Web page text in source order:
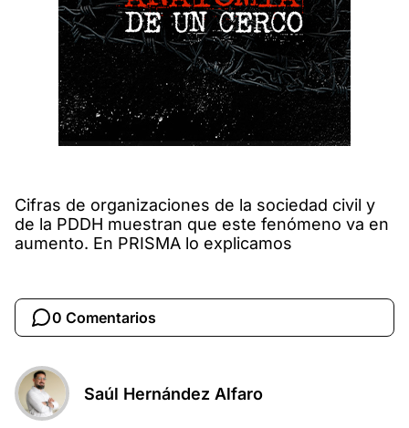
Cifras de organizaciones de la sociedad civil y
de la PDDH muestran que este fenómeno va en
aumento. En PRISMA lo explicamos
0 Comentarios
Saúl Hernández Alfaro